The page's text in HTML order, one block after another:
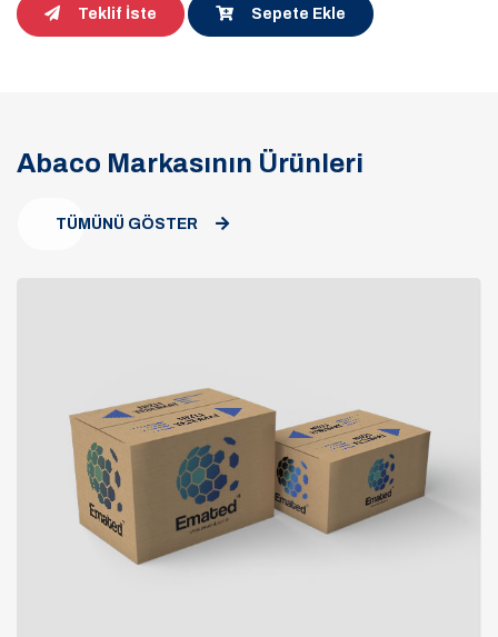
Teklif İste Sepete Ekle
Abaco Markasının Ürünleri
TÜMÜNÜ GÖSTER